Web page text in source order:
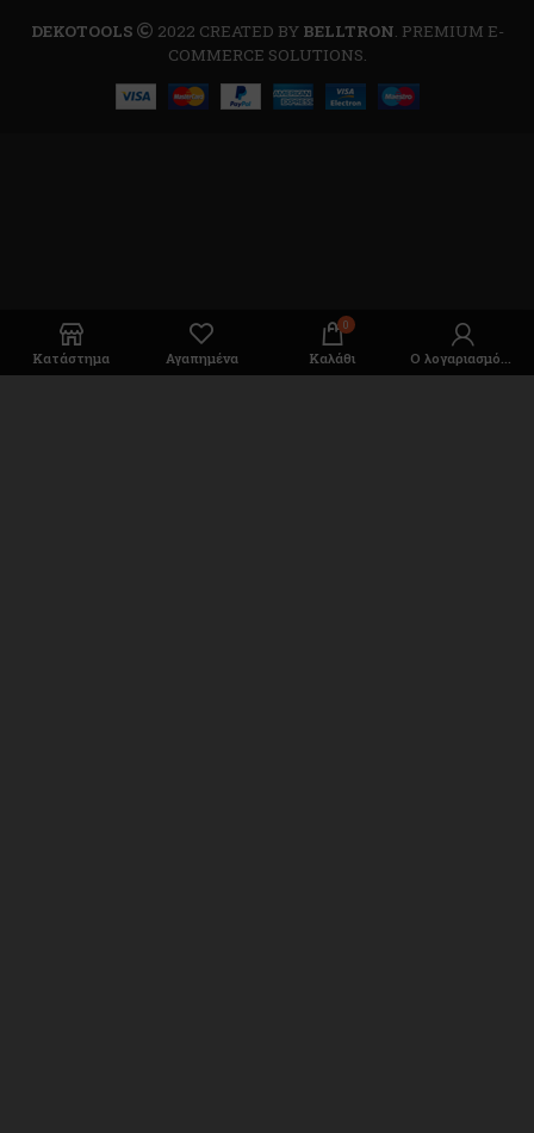
DEKOTOOLS 2022 CREATED BY BELLTRON. PREMIUM E-
COMMERCE SOLUTIONS.
Κατάστημα Αγαπημένα
0
Καλάθι Ο λογαριασμός μου